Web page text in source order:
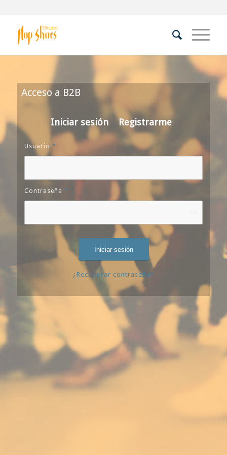
Acceso a B2B
Iniciar sesión Registrarme
Usuario *
Contraseña *
¿Recuperar contraseña?